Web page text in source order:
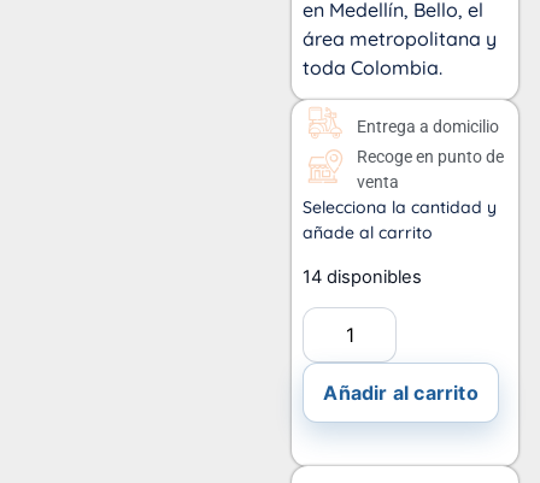
en Medellín, Bello, el
área metropolitana y
toda Colombia.
Entrega a domicilio
Recoge en punto de
venta
Selecciona la cantidad y
añade al carrito
14 disponibles
Añadir al carrito